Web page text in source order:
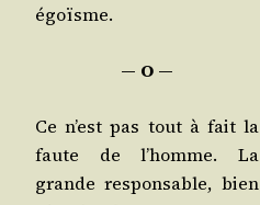
égoïsme.
― O ―
Ce n’est pas tout à fait la
faute de l’homme. La
grande res­pon­sable, bien